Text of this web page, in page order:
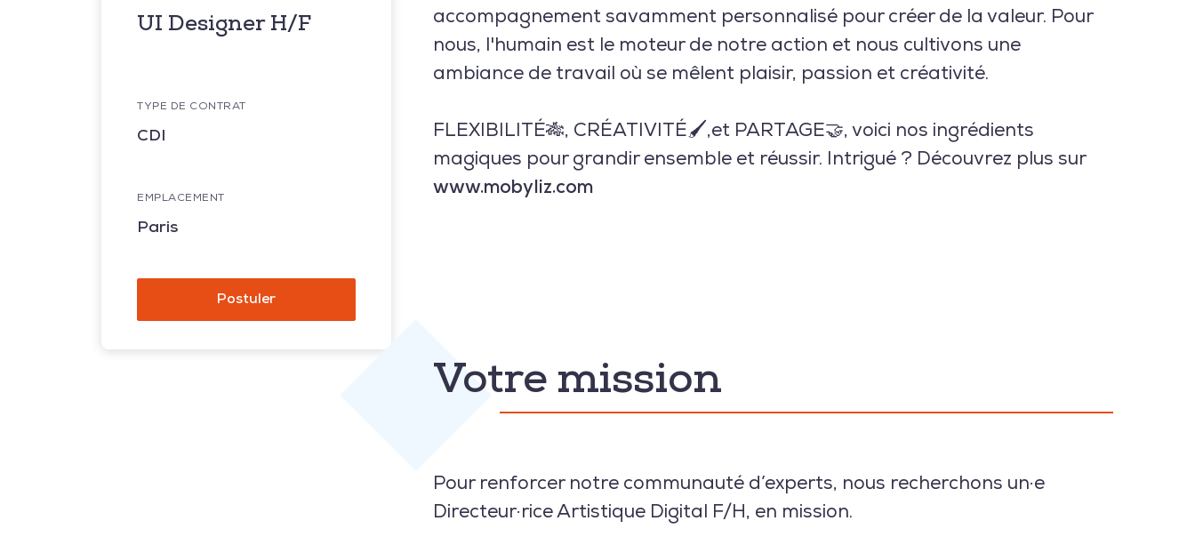
UI Designer H/F
TYPE DE CONTRAT
CDI
EMPLACEMENT
Paris
Postuler
accompagnement savamment personnalisé pour créer de la valeur. Pour
nous, l'humain est le moteur de notre action et nous cultivons une
ambiance de travail où se mêlent plaisir, passion et créativité.
FLEXIBILITÉ🎋, CRÉATIVITÉ🖌,et PARTAGE🤝, voici nos ingrédients
magiques pour grandir ensemble et réussir. Intrigué ? Découvrez plus sur
www.mobyliz.com
Votre mission
Pour renforcer notre communauté d’experts, nous recherchons un·e
Directeur·rice Artistique Digital F/H, en mission.